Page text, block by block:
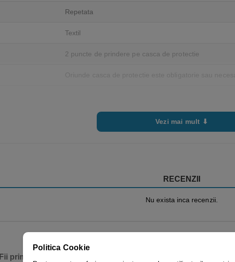
Repetata
Textil
2 puncte de prindere pe casca de protectie
Vezi mai mult ⬇
RECENZII
Nu exista inca recenzii.
Fii primul care adauga o recenzie la „Curea pentru fixarea
Politica Cookie